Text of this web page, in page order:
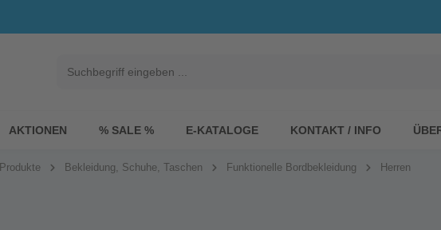
AKTIONEN % SALE % E-KATALOGE KONTAKT / INFO
Produkte Bekleidung, Schuhe, Taschen Funktionelle Bordbekleidung Herren